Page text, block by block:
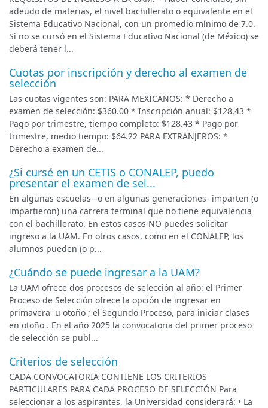
adeudo de materias, el nivel bachillerato o equivalente en el
Sistema Educativo Nacional, con un promedio mínimo de 7.0.
Si no se cursó en el Sistema Educativo Nacional (de México) se
deberá tener l...
Cuotas por inscripción y derecho al examen de
selección
Las cuotas vigentes son: PARA MEXICANOS: * Derecho a
examen de selección: $360.00 * Inscripción anual: $128.43 *
Pago por trimestre, tiempo completo: $128.43 * Pago por
trimestre, medio tiempo: $64.22 PARA EXTRANJEROS: *
Derecho a examen de...
¿Si cursé en un CETIS o CONALEP, puedo
presentar el examen de sel...
En algunas escuelas –o en algunas generaciones- imparten (o
impartieron) una carrera terminal que no tiene equivalencia
con el bachillerato. En estos casos NO puedes solicitar
ingreso a la UAM. En otros casos, como en el CONALEP, los
alumnos pueden (o p...
¿Cuándo se puede ingresar a la UAM?
La UAM ofrece dos procesos de selección al año: el Primer
Proceso de Selección ofrece la opción de ingresar en
primavera u otoño ; el Segundo Proceso, para iniciar clases
en otoño . En el año 2025 la convocatoria del primer proceso
de selección se publ...
Criterios de selección
CADA CONVOCATORIA CONTIENE LOS CRITERIOS
PARTICULARES PARA CADA PROCESO DE SELECCIÓN Para
seleccionar a los aspirantes, la Universidad considerará: • La